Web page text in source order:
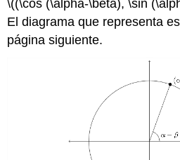
\((\cos (\alpha-\beta), \sin
El diagrama que representa
página siguiente.